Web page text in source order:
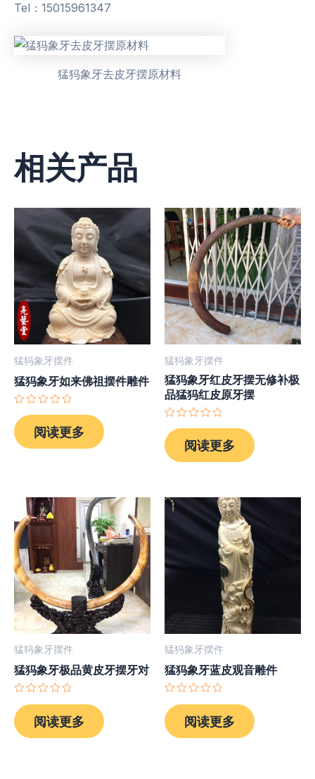
Tel：15015961347
猛犸象牙去皮牙摆原材料
相关产品
猛犸象牙摆件
猛犸象牙如来佛祖摆件雕件
评
分
0
&sol;
阅读更多
猛犸象牙摆件
猛犸象牙红皮牙摆无修补极
品猛犸红皮原牙摆
评
分
0
&sol;
阅读更多
猛犸象牙摆件
猛犸象牙极品黄皮牙摆牙对
分
0
&sol;
阅读更多
猛犸象牙摆件
猛犸象牙蓝皮观音雕件
分
0
&sol;
阅读更多